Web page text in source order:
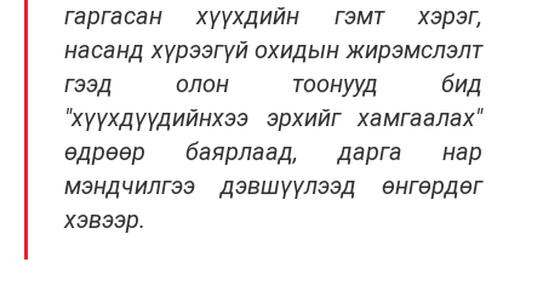
гаргасан хүүхдийн гэмт хэрэг,
насанд хүрээгүй охидын жирэмслэлт
гээд олон тоонууд бид
"хүүхдүүдийнхээ эрхийг хамгаалах"
өдрөөр баярлаад, дарга нар
мэндчилгээ дэвшүүлээд өнгөрдөг
хэвээр.